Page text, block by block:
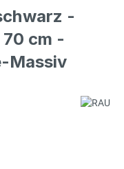
-
cm -
Massiv